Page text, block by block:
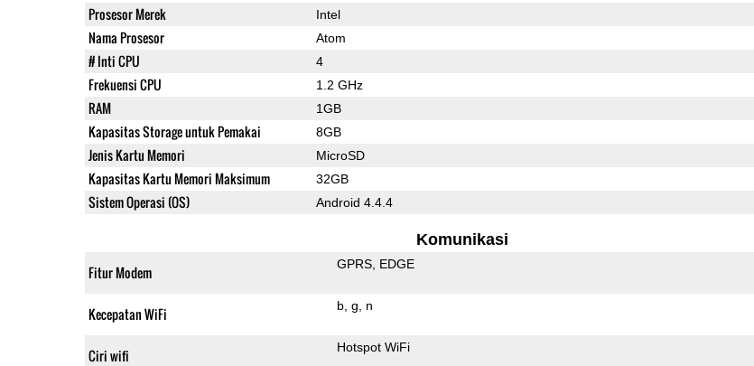
Prosesor Merek Intel
Nama Prosesor Atom
# Inti CPU 4
Frekuensi CPU 1.2 GHz
RAM 1GB
Kapasitas Storage untuk Pemakai 8GB
Jenis Kartu Memori MicroSD
Kapasitas Kartu Memori Maksimum 32GB
Sistem Operasi (OS) Android 4.4.4
Komunikasi
Fitur Modem GPRS EDGE
Kecepatan WiFi b g n
Ciri wifi Hotspot WiFi